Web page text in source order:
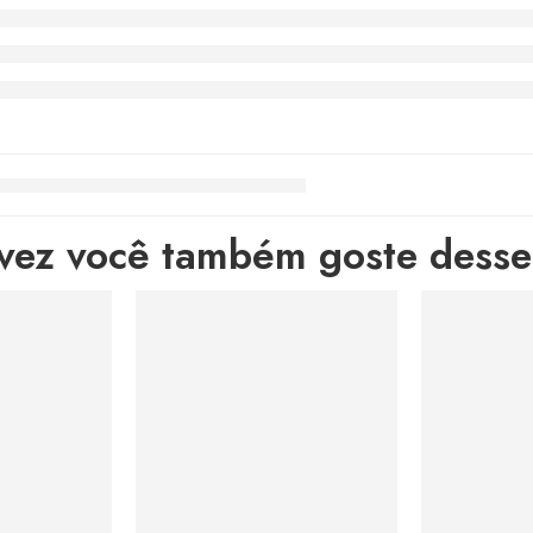
você também goste